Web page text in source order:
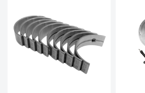
Transmissão
Acessórios